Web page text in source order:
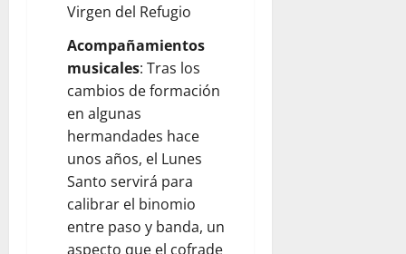
Virgen del Refugio
Acompañamientos
musicales: Tras los
cambios de formación
en algunas
hermandades hace
unos años, el Lunes
Santo servirá para
calibrar el binomio
entre paso y banda, un
aspecto que el cofrade